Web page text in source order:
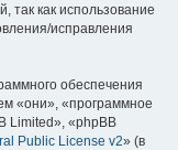
так как использование
исправления
обеспечения
«они», «программное
Limited», «phpBB
Public License v2» (в